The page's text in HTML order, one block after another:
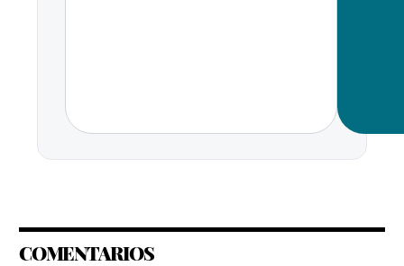
COMENTARIOS